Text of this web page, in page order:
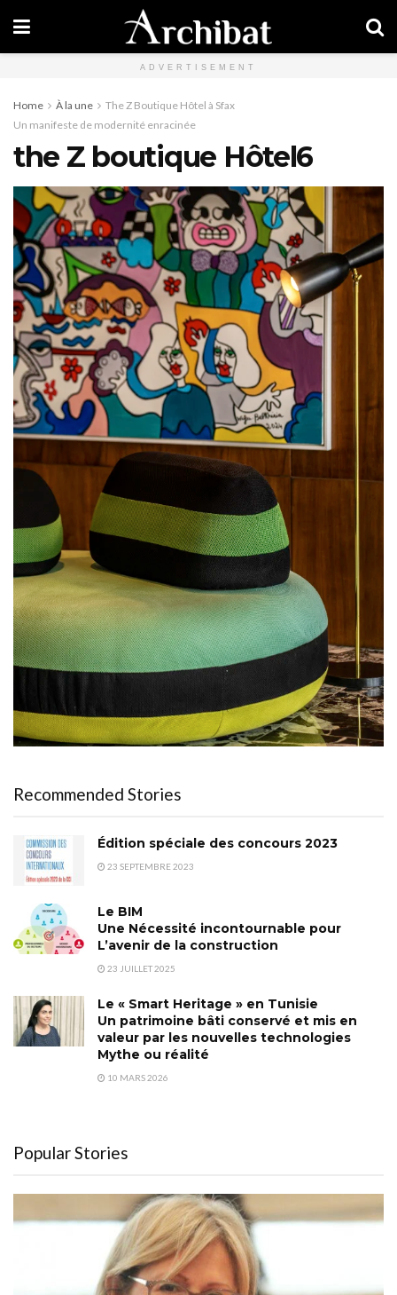
ADVERTISEMENT
Home À la une
The Z Boutique Hôtel à Sfax
Un manifeste de modernité enracinée
the Z boutique Hôtel6
Recommended Stories
Édition spéciale des concours 2023
23 SEPTEMBRE 2023
Le BIM
Une Nécessité incontournable pour
L’avenir de la construction
23 JUILLET 2025
Le « Smart Heritage » en Tunisie
Un patrimoine bâti conservé et mis en
valeur par les nouvelles technologies
Mythe ou réalité
10 MARS 2026
Popular Stories